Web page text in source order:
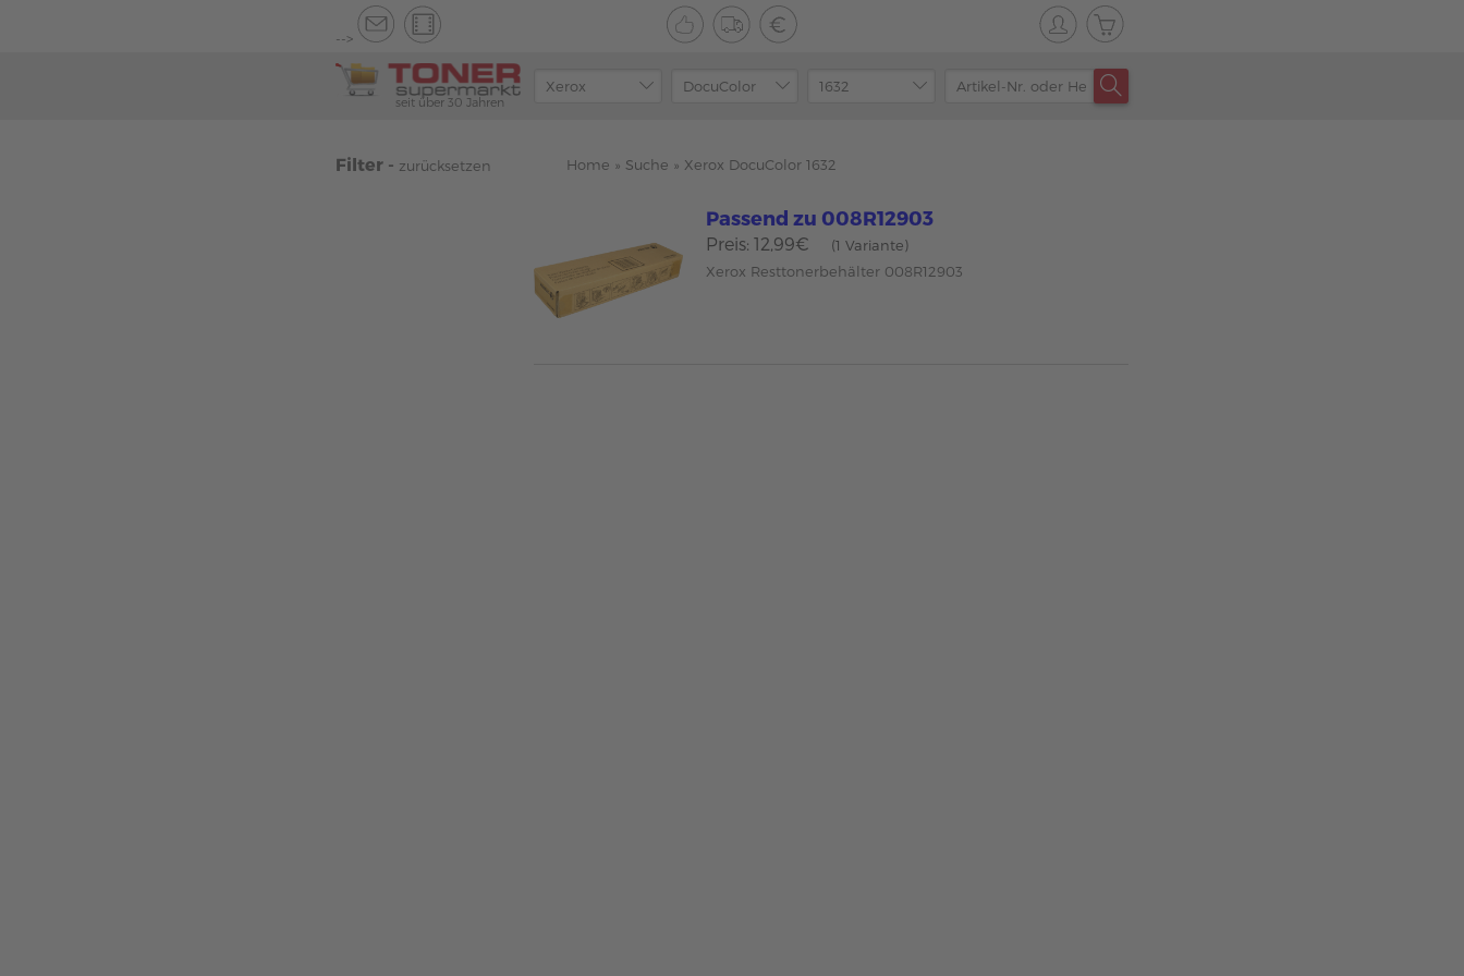
-->
seit über 30 Jahren
Filter - zurücksetzen Home » Suche » Xerox DocuColor 1632
Passend zu 008R12903
Preis: 12,99€
(1 Variante)
Xerox Resttonerbehälter 008R12903